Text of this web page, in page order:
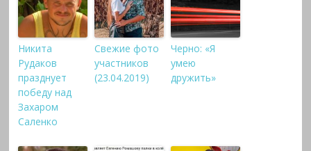
Никита
Рудаков
празднует
победу над
Захаром
Саленко
Свежие фото
участников
(23.04.2019)
Черно: «Я
умею
дружить»